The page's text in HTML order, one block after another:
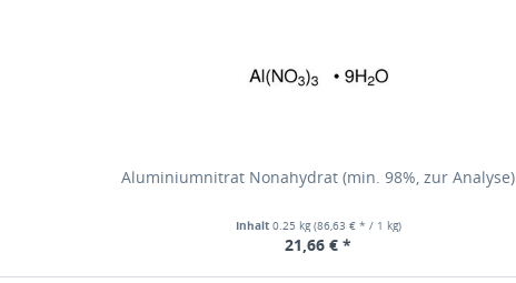
Aluminiumnitrat Nonahydrat (min. 98%, zur Analyse)
Inhalt 0.25 kg(86,63 € * / 1 kg)
21,66 € *